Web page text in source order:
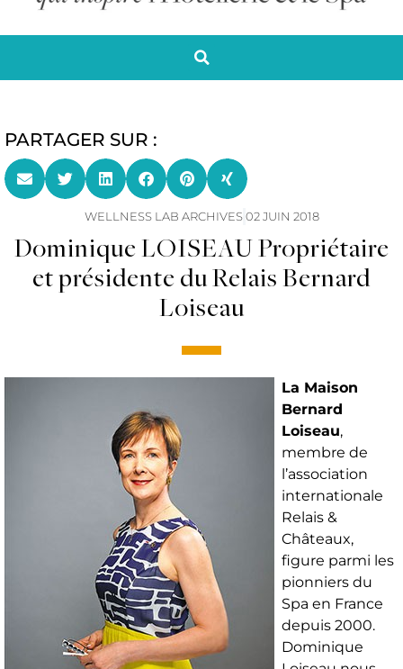
PARTAGER SUR :
WELLNESS LAB ARCHIVES 02 JUIN 2018
Dominique LOISEAU Propriétaire
et présidente du Relais Bernard
Loiseau
La Maison
Bernard
Loiseau,
membre de
l’association
internationale
Relais &
Châteaux,
figure parmi les
pionniers du
Spa en France
depuis 2000.
Dominique